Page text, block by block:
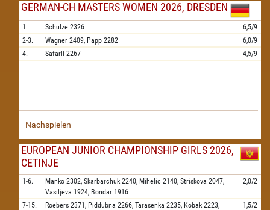
GERMAN-CH MASTERS WOMEN 2026, DRESDEN
1. Schulze 2326
6,5/9
2-3.
Wagner 2409, Papp 2282
6,0/9
4.
Safarli 2267 4,5/9
Nachspielen
EUROPEAN JUNIOR CHAMPIONSHIP GIRLS 2026,
CETINJE
1-6. Manko 2302, Skarbarchuk 2240, Mihelic 2140, Striskova 2047,
Vasiljeva 1924, Bondar 1916
2,0/2
7-15. Roebers 2371, Piddubna 2266, Tarasenka 2235, Kobak 2223,
1,5/2